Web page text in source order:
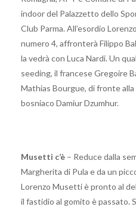
indoor del Palazzetto dello
Club Parma. All’esordio
numero 4, affronterà Filippo
la vedrà con Luca Nardi. Un
seeding, il francese Gregoire
Mathias Bourgue, di fronte
bosniaco Damiur Dzumhur.
Musetti c’è – Reduce dalla
Margherita di Pula e da un
Lorenzo Musetti è pronto al
il fastidio al gomito è passato.